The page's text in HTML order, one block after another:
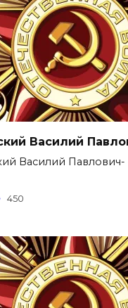
Василий
Василий
450